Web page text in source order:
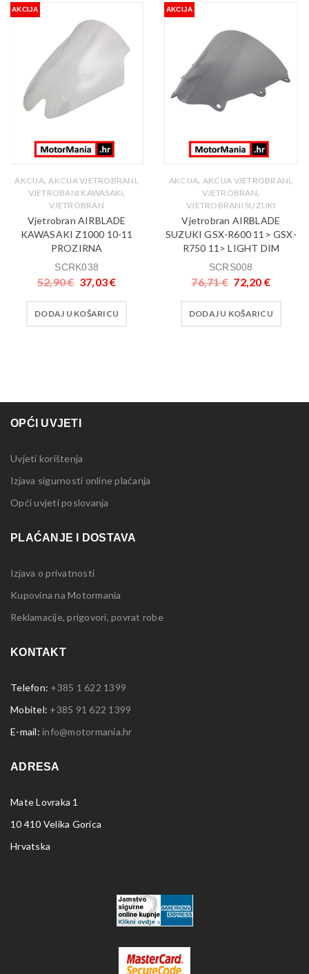
AKCIJA
AKCIJA, AKCIJA VJETROBRANI,
VJETROBANI KAWASAKI,
VJETROBRAN
Vjetrobran AIRBLADE
KAWASAKI Z1000 10-11
PROZIRNA
SCRK038
52,90€ 37,03€
DODAJ U KOŠARICU
AKCIJA
AKCIJA, AKCIJA VJETROBRANI,
VJETROBRAN,
VJETROBRANI SUZUKI
Vjetrobran AIRBLADE
SUZUKI GSX-R600 11> GSX-
R750 11> LIGHT DIM
SCRS008
76,71€ 72,20 €
DODAJ U KOŠARICU
OPĆI UVJETI
Uvjeti korištenja
Izjava sigurnosti online plaćanja
Opći uvjeti poslovanja
PLAĆANJE I DOSTAVA
Izjava o privatnosti
Kupovina na Motormania
Reklamacije, prigovori, povrat robe
KONTAKT
Telefon: +385 1 622 1399
Mobitel: +385 91 622 1399
E-mail: info@motormania.hr
ADRESA
Mate Lovraka 1
10 410 Velika Gorica
Hrvatska